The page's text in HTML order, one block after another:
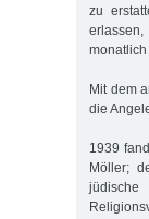
zu
monatlich
Mit dem
die
1939
Möller;
jüdische